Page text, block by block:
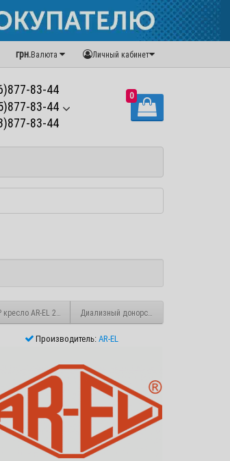
Личный кабинет
грн.Валюта
83-44
83-44
83-44
0
AR-EL 2101 Диализный донорский стол-кресло DH-
Производитель: AR-EL